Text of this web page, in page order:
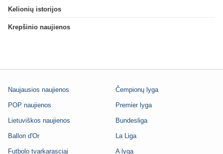
Kelionių istorijos
Krepšinio naujienos
Naujausios naujienos
POP naujienos
Lietuviškos naujienos
Ballon d'Or
Futbolo tvarkarasciai
Čempionų lyga
Premier lyga
Bundesliga
La Liga
A lyga